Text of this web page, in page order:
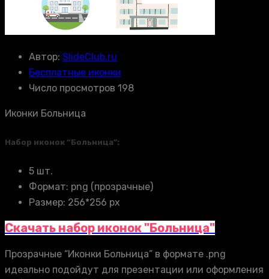
Автор: SlideClub.ru
Бесплатные иконки
Число просмотров 198
Иконки Больница
Набор иконок “Больница”:
5 шт.
Формат: png (прозрачные)
Размер: 256*256 px
Скачать набор иконок "Больница"
Прозрачные “Иконки Больница” в формате .png
идеально подойдут для презентации или оформления